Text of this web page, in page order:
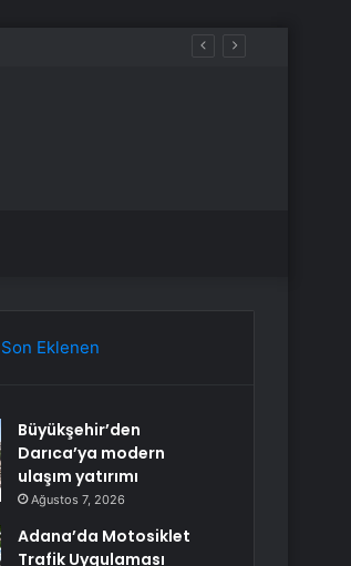
Son Eklenen
Büyükşehir’den
Darıca’ya modern
ulaşım yatırımı
Ağustos 7, 2026
Adana’da Motosiklet
Trafik Uygulaması